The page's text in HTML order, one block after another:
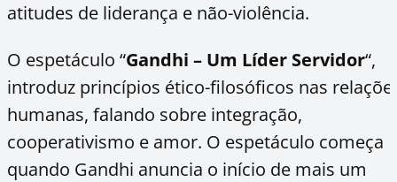
atitudes de liderança e não-violência.
O espetáculo “Gandhi – Um Líder Servidor“,
introduz princípios ético-filosóficos nas
humanas, falando sobre integração,
cooperativismo e amor. O espetáculo começa
quando Gandhi anuncia o início de mais um